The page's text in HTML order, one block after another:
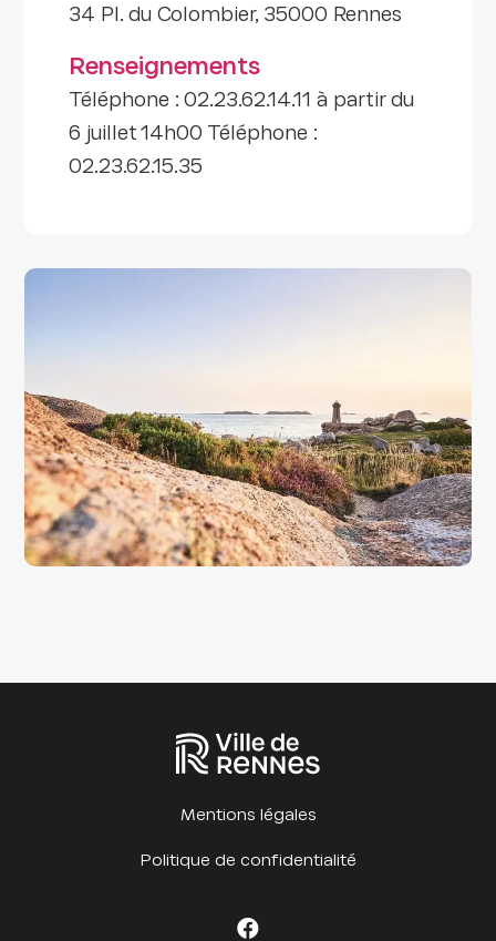
34 Pl. du Colombier, 35000 Rennes
Renseignements
Téléphone : 02.23.62.14.11 à partir du
6 juillet 14h00 Téléphone :
02.23.62.15.35
Mentions légales
Politique de confidentialité
Facebook Cet été à